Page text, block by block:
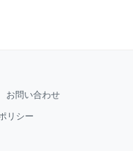
お問い合わせ
リシー